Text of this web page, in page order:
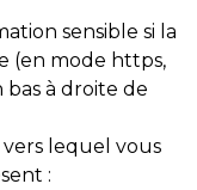
sensible si la
(en mode https,
à droite de
lequel vous
: